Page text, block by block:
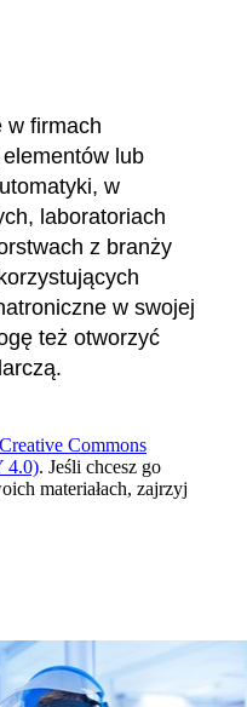
w firmach
lub
w
laboratoriach
z branży
w swojej
też otworzyć
Creative Commons
4.0). Jeśli chcesz go
materiałach, zajrzyj